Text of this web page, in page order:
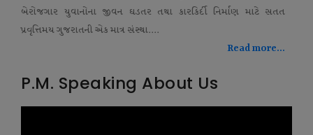
બેરોજગાર યુવાનોના જીવન ઘડતર તથા કારકિર્દી નિર્માણ માટે સતત
પ્રવૃત્તિમય ગુજરાતની એક માત્ર સંસ્થા....
Read more...
P.M. Speaking About Us